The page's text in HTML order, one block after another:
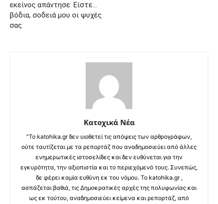
εκείνος απάντησε: Είστε…
βόδια, σοδειά μου οι ψυχές
σας
Κατοχικά Νέα
"Το katohika.gr δεν υιοθετεί τις απόψεις των αρθρογράφων,
ούτε ταυτίζεται με τα ρεπορτάζ που αναδημοσιεύει από άλλες
ενημερωτικές ιστοσελίδες και δεν ευθύνεται για την
εγκυρότητα, την αξιοπιστία και το περιεχόμενό τους. Συνεπώς,
δε φέρει καμία ευθύνη εκ του νόμου. Το katohika.gr ,
ασπάζεται βαθιά, τις Δημοκρατικές αρχές της πολυφωνίας και
ως εκ τούτου, αναδημοσιεύει κείμενα και ρεπορτάζ, από